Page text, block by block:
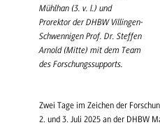
Mühlhan (3. v. l.) und
Prorektor der DHBW Villingen-
Schwennigen Prof. Dr. Steffen
Arnold (Mitte) mit dem Team
des Forschungssupports.
Zwei Tage im Zeichen der
2. und 3. Juli 2025 an der DHBW